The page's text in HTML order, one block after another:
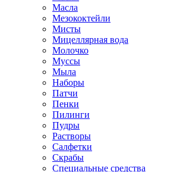
Масла
Мезококтейли
Мисты
Мицеллярная вода
Молочко
Муссы
Мыла
Наборы
Патчи
Пенки
Пилинги
Пудры
Растворы
Салфетки
Скрабы
Специальные средства